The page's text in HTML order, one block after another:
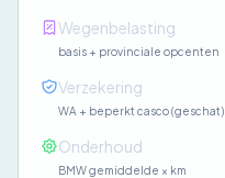
Wegenbelasting
basis + provinciale opcenten
Verzekering
WA + beperkt casco (geschat)
Onderhoud
BMW gemiddelde × km